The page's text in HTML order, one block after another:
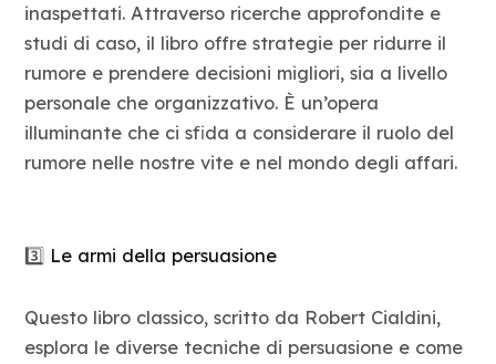
inaspettati. Attraverso ricerche approfondite e
studi di caso, il libro offre strategie per ridurre il
rumore e prendere decisioni migliori, sia a livello
personale che organizzativo. È un’opera
illuminante che ci sfida a considerare il ruolo del
rumore nelle nostre vite e nel mondo degli affari.
3️⃣ Le armi della persuasione
Questo libro classico, scritto da Robert Cialdini,
esplora le diverse tecniche di persuasione e come